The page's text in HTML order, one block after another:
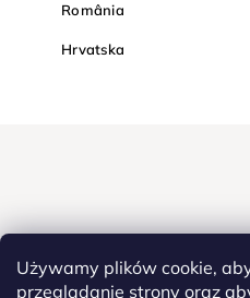
Używamy plików cookie,
przeglądanie strony oraz
România
Hrvatska